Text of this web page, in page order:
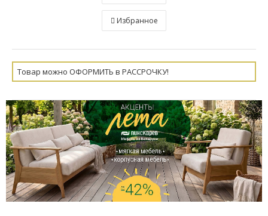
Избранное
Товар можно ОФОРМИТЬ в РАССРОЧКУ!